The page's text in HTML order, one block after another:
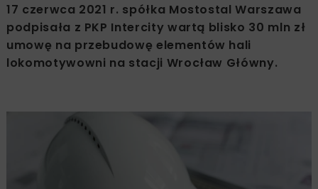
17 czerwca 2021 r. spółka Mostostal Warszawa
podpisała z PKP Intercity wartą blisko 30 mln zł
umowę na przebudowę elementów hali
lokomotywowni na stacji Wrocław Główny.